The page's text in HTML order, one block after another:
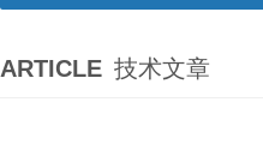
ARTICLE 技术文章